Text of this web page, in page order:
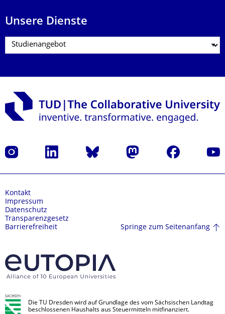
Unsere Dienste
Instagram LinkedIn Bluesky Mastodon Facebook
Kontakt
Impressum
Datenschutz
Transparenzgesetz
Barrierefreiheit
Springe zum Seitenanfang
Die TU Dresden wird auf Grundlage des vom Sächsischen Landtag
beschlossenen Haushalts aus Steuermitteln mitfinanziert.